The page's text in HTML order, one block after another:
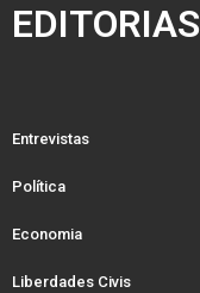
EDITORIAS
Entrevistas
Política
Economia
Liberdades Civis